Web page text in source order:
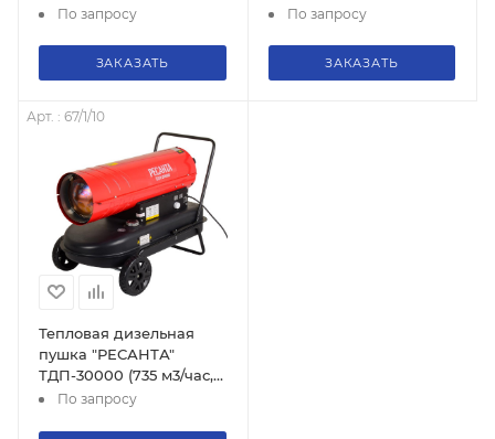
50кВт, расход 4кг/час)
По запросу
ЗАКАЗАТЬ
20кВт, расход 1,85л/час),
По запросу
ЗАКАЗАТЬ
Арт. : 67/1/10
Тепловая дизельная
пушка "РЕСАНТА"
ТДП-30000 (735 м3/час,
30кВт, расход 3,92л/час),
По запросу